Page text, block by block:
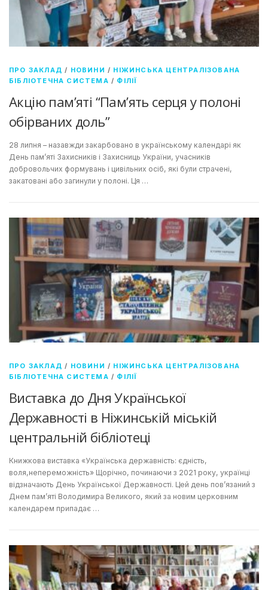
ПРО ЗАКЛАД / НОВИНИ / НІЖИНСЬКА ЦЕНТРАЛІЗОВАНА
БІБЛІОТЕЧНА СИСТЕМА / ФІЛІЇ
Акцію пам’яті “Пам’ять серця у полоні
обірваних доль”
28 липня – назавжди закарбовано в українському календарі як
День пам’яті Захисників і Захисниць України, учасників
добровольчих формувань і цивільних осіб, які були страчені,
закатовані або загинули у полоні. Ця …
ПРО ЗАКЛАД / НОВИНИ / НІЖИНСЬКА ЦЕНТРАЛІЗОВАНА
БІБЛІОТЕЧНА СИСТЕМА / ФІЛІЇ
Виставка до Дня Української
Державності в Ніжинській міській
центральній бібліотеці
Книжкова виставка «Українська державність: єдність,
воля,непереможність» Щорічно, починаючи з 2021 року, українці
відзначають День Української Державності. Цей день пов’язаний з
Днем пам’яті Володимира Великого, який за новим церковним
календарем припадає …